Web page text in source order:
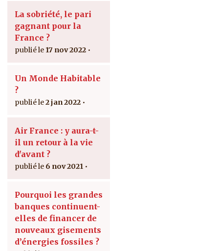
La sobriété, le pari
gagnant pour la
France ?
17 nov 2022
Un Monde Habitable
?
2 jan 2022
Air France : y aura-t-
il un retour à la vie
d'avant ?
6 nov 2021
Pourquoi les grandes
banques continuent-
elles de financer de
nouveaux gisements
d’énergies fossiles ?